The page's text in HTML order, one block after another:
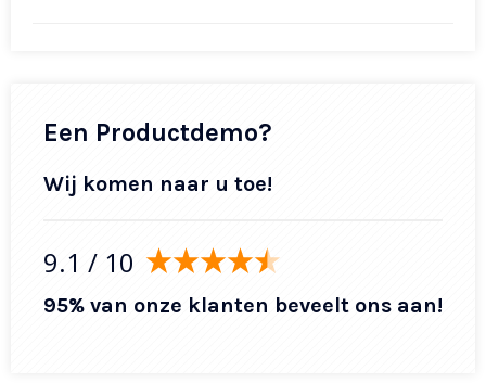
Een Productdemo?
Wij komen naar u toe!
9.1 / 10
95% van onze klanten beveelt ons aan!